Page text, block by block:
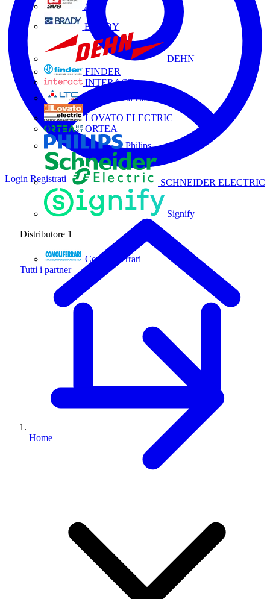
AVE
BRADY
DEHN
FINDER
INTERACT
La Triveneta Cavi
LOVATO ELECTRIC
ORTEA
Philips
SCHNEIDER ELECTRIC
Signify
Distributore 1
Comoli Ferrari
Tutti i partner
Login Registrati
Home